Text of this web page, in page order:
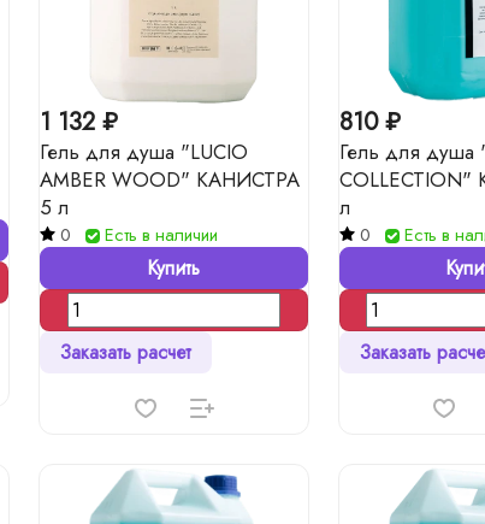
1 132 ₽
Гель для душа "LUCIO
AMBER WOOD" КАНИСТРА
5 л
0 Есть в наличии
Купить
Заказать расчет
810 ₽
Гель для душа
л
0 Есть в
Заказать